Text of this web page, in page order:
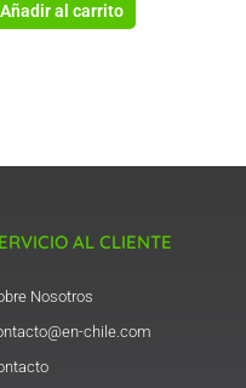
Añadir al carrito
AL CLIENTE
Nosotros
chile.com